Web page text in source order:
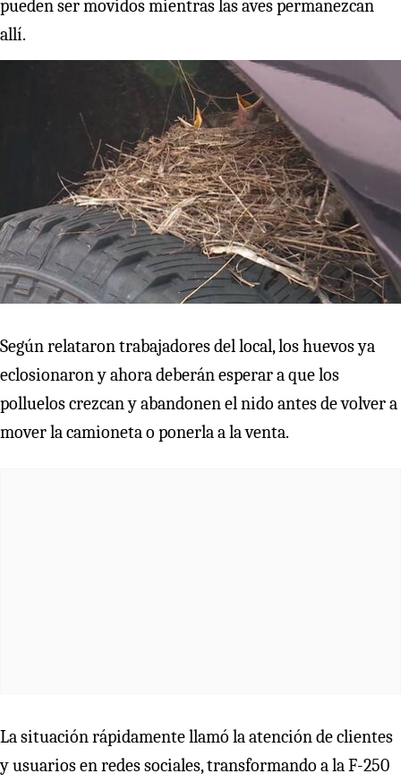
pueden ser movidos mientras las aves permanezcan
allí.
Según relataron trabajadores del local, los huevos ya
eclosionaron y ahora deberán esperar a que los
polluelos crezcan y abandonen el nido antes de volver a
mover la camioneta o ponerla a la venta.
La situación rápidamente llamó la atención de clientes
y usuarios en redes sociales, transformando a la F-250